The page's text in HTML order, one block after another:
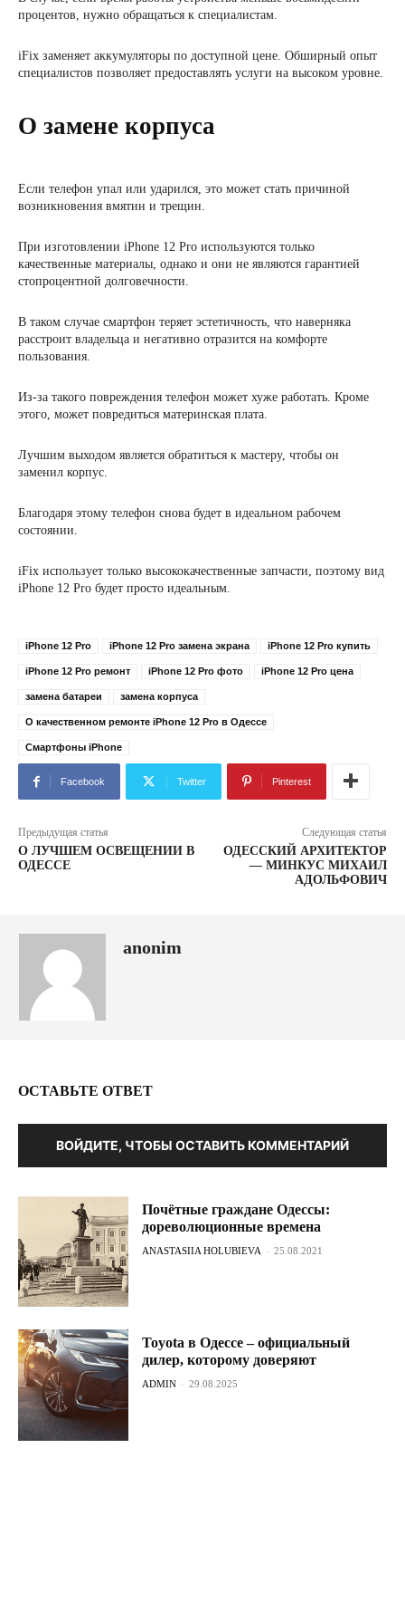
процентов, нужно обращаться к специалистам.
iFix заменяет аккумуляторы по доступной цене. Обширный опыт
специалистов позволяет предоставлять услуги на высоком уровне.
О замене корпуса
Если телефон упал или ударился, это может стать причиной
возникновения вмятин и трещин.
При изготовлении iPhone 12 Pro используются только
качественные материалы, однако и они не являются гарантией
стопроцентной долговечности.
В таком случае смартфон теряет эстетичность, что наверняка
расстроит владельца и негативно отразится на комфорте
пользования.
Из-за такого повреждения телефон может хуже работать. Кроме
этого, может повредиться материнская плата.
Лучшим выходом является обратиться к мастеру, чтобы он
заменил корпус.
Благодаря этому телефон снова будет в идеальном рабочем
состоянии.
iFix использует только высококачественные запчасти, поэтому вид
iPhone 12 Pro будет просто идеальным.
iPhone 12 Pro iPhone 12 Pro замена экрана iPhone 12 Pro купить
iPhone 12 Pro ремонт iPhone 12 Pro фото iPhone 12 Pro цена
замена батареи замена корпуса
О качественном ремонте iPhone 12 Pro в Одессе
Смартфоны iPhone
Facebook Twitter Pinterest
Предыдущая статья
О ЛУЧШЕМ ОСВЕЩЕНИИ В
ОДЕССЕ
Следующая статья
ОДЕССКИЙ АРХИТЕКТОР
— МИНКУС МИХАИЛ
АДОЛЬФОВИЧ
anonim
ОСТАВЬТЕ ОТВЕТ
ВОЙДИТЕ, ЧТОБЫ ОСТАВИТЬ КОММЕНТАРИЙ
Почётные граждане Одессы:
дореволюционные времена
ANASTASIIA HOLUBIEVA - 25.08.2021
Toyota в Одессе – официальный
дилер, которому доверяют
ADMIN - 29.08.2025